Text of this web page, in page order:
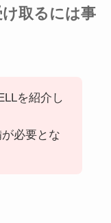
取るには事
を紹介し
必要とな